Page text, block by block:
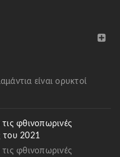
είναι ορυκτοί
φθινοπωρινές
του 2021
φθινοπωρινές